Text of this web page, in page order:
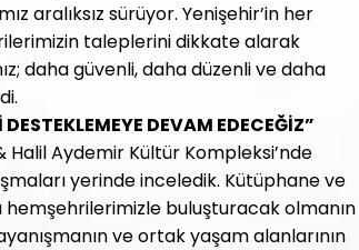
aralıksız sürüyor. Yenişehir’in her
taleplerini dikkate alarak
daha güvenli, daha düzenli ve daha
DEVAM EDECEĞİZ”
Halil Aydemir Kültür Kompleksi’nde
yerinde inceledik. Kütüphane ve
buluşturacak olmanın
ve ortak yaşam alanlarının